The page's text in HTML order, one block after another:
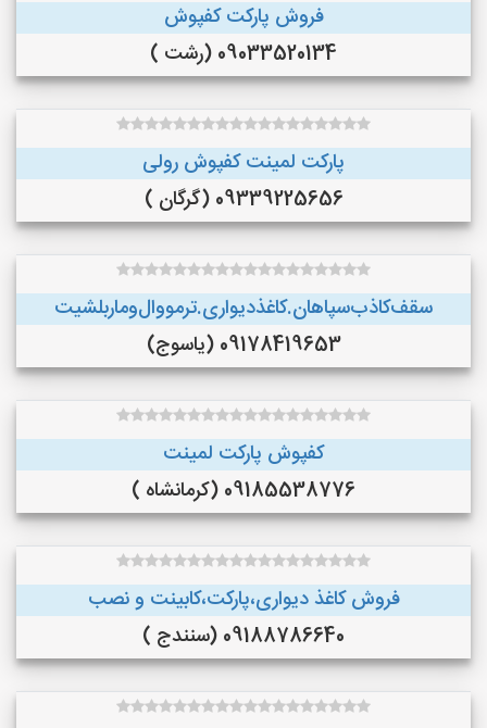
فروش پارکت کفپوش
09033520134 (رشت )
پارکت لمینت کفپوش رولی
09339225656 (گرگان )
سقف‌کاذب‌سپاهان‌.کاغذ‌دیواری.ترمووال‌و‌ماربلشیت
09178419653 (یاسوج)
کفپوش پارکت لمینت
09185538776 (کرمانشاه )
فروش کاغذ دیواری،پارکت،کابینت و نصب
09188786640 (سنندج )